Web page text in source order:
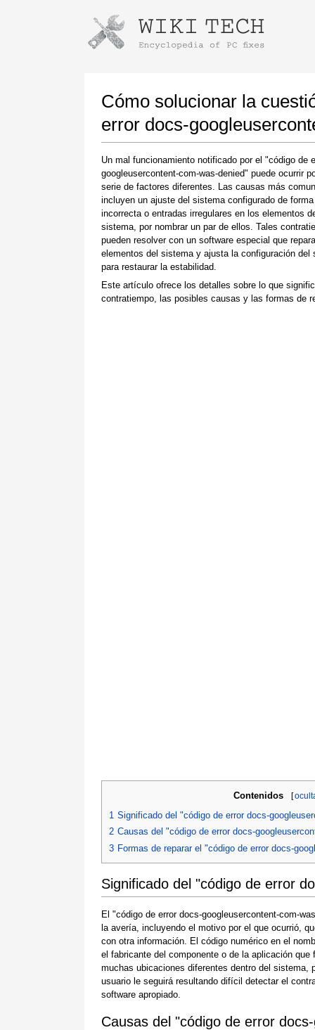
Cómo solucionar la
error docs-
Un mal funcionamiento notificado por el "código de
googleusercontent-com-was-denied" puede ocurrir
serie de factores diferentes. Las causas más
incluyen un ajuste del sistema configurado de forma
incorrecta o entradas irregulares en los elementos
sistema, por nombrar un par de ellos. Tales
pueden resolver con un software especial que
elementos del sistema y ajusta la configuración del
para restaurar la estabilidad.
Este artículo ofrece los detalles sobre lo que
contratiempo, las posibles causas y las formas de
Contenidos [
1 Significado del "código de error docs-
2 Causas del "código de error docs-
3 Formas de reparar el "código de error docs-
Significado del "código de error
El "código de error docs-googleusercontent-com-
la avería, incluyendo el motivo por el que ocurrió,
con otra información. El código numérico en el
el fabricante del componente o de la aplicación
muchas ubicaciones diferentes dentro del sistema,
usuario le seguirá resultando difícil detectar el
software apropiado.
Causas del "código de error
Instrucciones para descargar con
Una vez que se complete la descarga, haga
clic en el enlace del archivo descargado